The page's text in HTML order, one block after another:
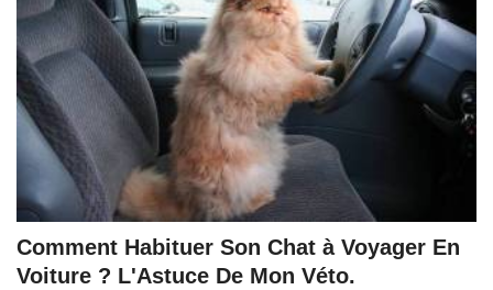
Comment Habituer Son Chat à Voyager En
Voiture ? L'Astuce De Mon Véto.